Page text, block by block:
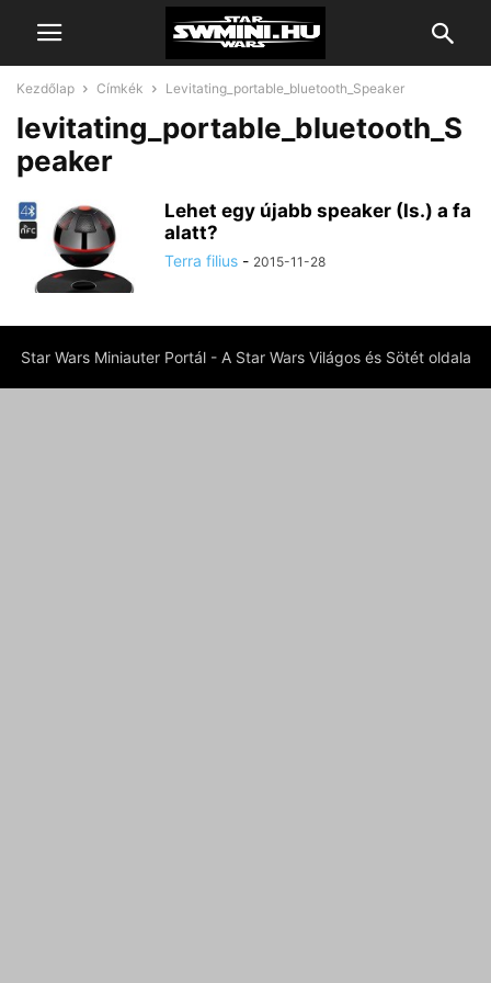
Kezdőlap Címkék Levitating_portable_bluetooth_Speaker
levitating_portable_bluetooth_S
peaker
Lehet egy újabb speaker (Is.) a fa
alatt?
Terra filius - 2015-11-28
Star Wars Miniauter Portál - A Star Wars Világos és Sötét oldala